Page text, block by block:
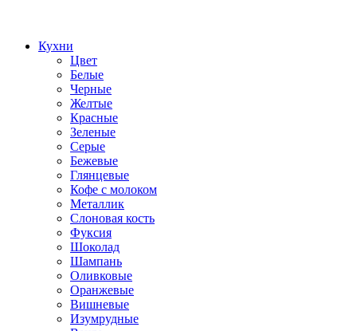
Кухни
Цвет
Белые
Черные
Желтые
Красные
Зеленые
Серые
Бежевые
Глянцевые
Кофе с молоком
Металлик
Слоновая кость
Фуксия
Шоколад
Шампань
Оливковые
Оранжевые
Вишневые
Изумрудные